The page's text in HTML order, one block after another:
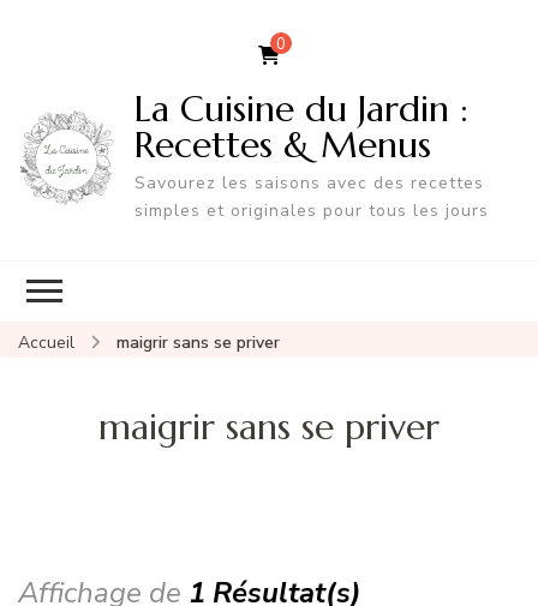
0
La Cuisine du Jardin :
Recettes & Menus
Savourez les saisons avec des recettes
simples et originales pour tous les jours
Accueil maigrir sans se priver
maigrir sans se priver
Affichage de 1 Résultat(s)